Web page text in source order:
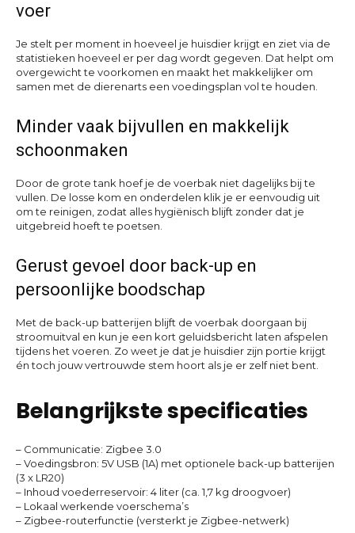
voer
Je stelt per moment in hoeveel je huisdier krijgt en ziet via de
statistieken hoeveel er per dag wordt gegeven. Dat helpt om
overgewicht te voorkomen en maakt het makkelijker om
samen met de dierenarts een voedingsplan vol te houden.
Minder vaak bijvullen en makkelijk
schoonmaken
Door de grote tank hoef je de voerbak niet dagelijks bij te
vullen. De losse kom en onderdelen klik je er eenvoudig uit
om te reinigen, zodat alles hygiënisch blijft zonder dat je
uitgebreid hoeft te poetsen.
Gerust gevoel door back-up en
persoonlijke boodschap
Met de back-up batterijen blijft de voerbak doorgaan bij
stroomuitval en kun je een kort geluidsbericht laten afspelen
tijdens het voeren. Zo weet je dat je huisdier zijn portie krijgt
én toch jouw vertrouwde stem hoort als je er zelf niet bent.
Belangrijkste specificaties
– Communicatie: Zigbee 3.0
– Voedingsbron: 5V USB (1A) met optionele back-up batterijen
(3 x LR20)
– Inhoud voederreservoir: 4 liter (ca. 1,7 kg droogvoer)
– Lokaal werkende voerschema’s
– Zigbee-routerfunctie (versterkt je Zigbee-netwerk)